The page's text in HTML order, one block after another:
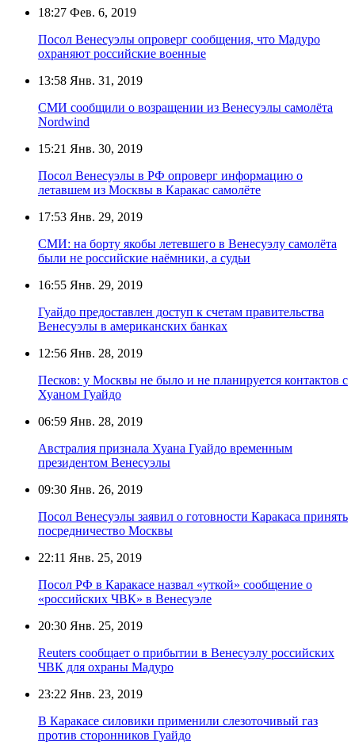
18:27 Фев. 6, 2019
Посол Венесуэлы опроверг сообщения, что Мадуро
охраняют российские военные
13:58 Янв. 31, 2019
СМИ сообщили о возращении из Венесуэлы самолёта
Nordwind
15:21 Янв. 30, 2019
Посол Венесуэлы в РФ опроверг информацию о
летавшем из Москвы в Каракас самолёте
17:53 Янв. 29, 2019
СМИ: на борту якобы летевшего в Венесуэлу самолёта
были не российские наёмники, а судьи
16:55 Янв. 29, 2019
Гуайдо предоставлен доступ к счетам правительства
Венесуэлы в американских банках
12:56 Янв. 28, 2019
Песков: у Москвы не было и не планируется контактов с
Хуаном Гуайдо
06:59 Янв. 28, 2019
Австралия признала Хуана Гуайдо временным
президентом Венесуэлы
09:30 Янв. 26, 2019
Посол Венесуэлы заявил о готовности Каракаса принять
посредничество Москвы
22:11 Янв. 25, 2019
Посол РФ в Каракасе назвал «уткой» сообщение о
«российских ЧВК» в Венесуэле
20:30 Янв. 25, 2019
Reuters сообщает о прибытии в Венесуэлу российских
ЧВК для охраны Мадуро
23:22 Янв. 23, 2019
В Каракасе силовики применили слезоточивый газ
против сторонников Гуайдо